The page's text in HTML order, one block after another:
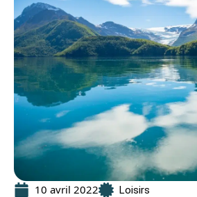
10 avril 2022 Loisirs